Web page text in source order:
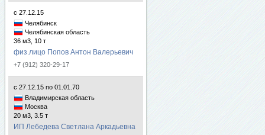
с 27.12.15
Челябинск
Челябинская область
36 м3, 10 т
физ.лицо Попов Антон Валерьевич
+7 (912) 320-29-17
с 27.12.15 по 01.01.70
Владимирская область
Москва
20 м3, 3.5 т
ИП Лебедева Светлана Аркадьевна